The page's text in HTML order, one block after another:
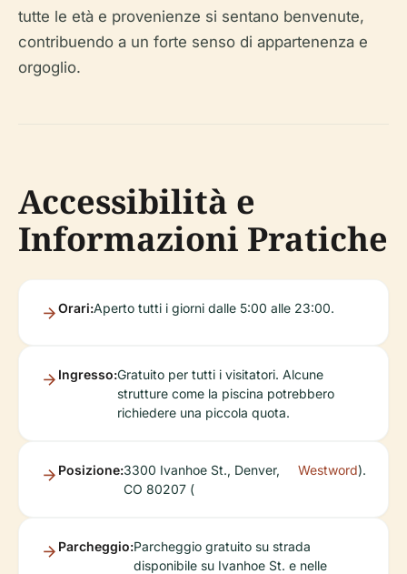
tutte le età e provenienze si sentano benvenute,
contribuendo a un forte senso di appartenenza e
orgoglio.
Accessibilità e
Informazioni Pratiche
Orari:Aperto tutti i giorni dalle 5:00 alle 23:00.
Ingresso:Gratuito per tutti i visitatori. Alcune
strutture come la piscina potrebbero
richiedere una piccola quota.
Posizione:3300 Ivanhoe St., Denver,
CO 80207 (
Westword).
Parcheggio:Parcheggio gratuito su strada
disponibile su Ivanhoe St. e nelle